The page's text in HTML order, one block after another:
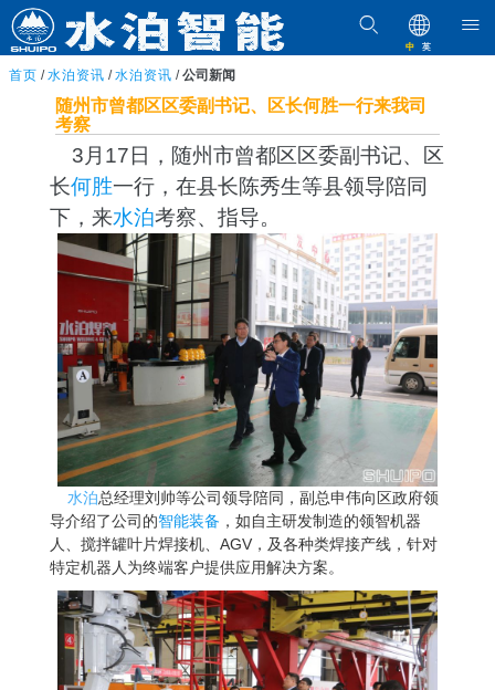
中 英
首页 / 水泊资讯 / 水泊资讯 / 公司新闻
随州市曾都区区委副书记、区长何胜一行来我司
考察
3月17日，随州市曾都区区委副书记、区
长何胜一行，在县长陈秀生等县领导陪同
下，来水泊考察、指导。
水泊总经理刘帅等公司领导陪同，副总申伟向区政府领
导介绍了公司的智能装备 ，如自主研发制造的领智机器
人、 搅拌罐叶片焊接机、AGV，及各种类焊接产线，针对
特定机器人为终端客户提供应用解决方案。